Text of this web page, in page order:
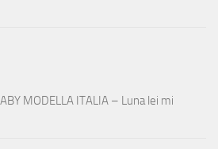
MODELLA ITALIA – Luna lei mi